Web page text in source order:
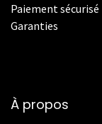
Paiement sécurisé
Garanties
À propos